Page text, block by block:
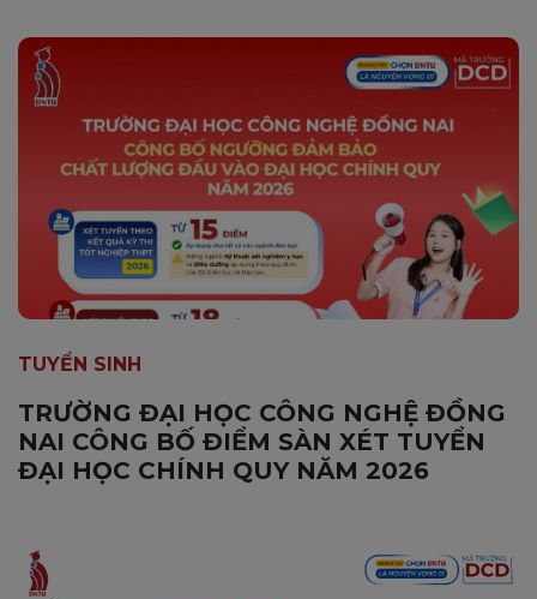
TUYỂN SINH
TRƯỜNG ĐẠI HỌC CÔNG NGHỆ ĐỒNG
NAI CÔNG BỐ ĐIỂM SÀN XÉT TUYỂN
ĐẠI HỌC CHÍNH QUY NĂM 2026